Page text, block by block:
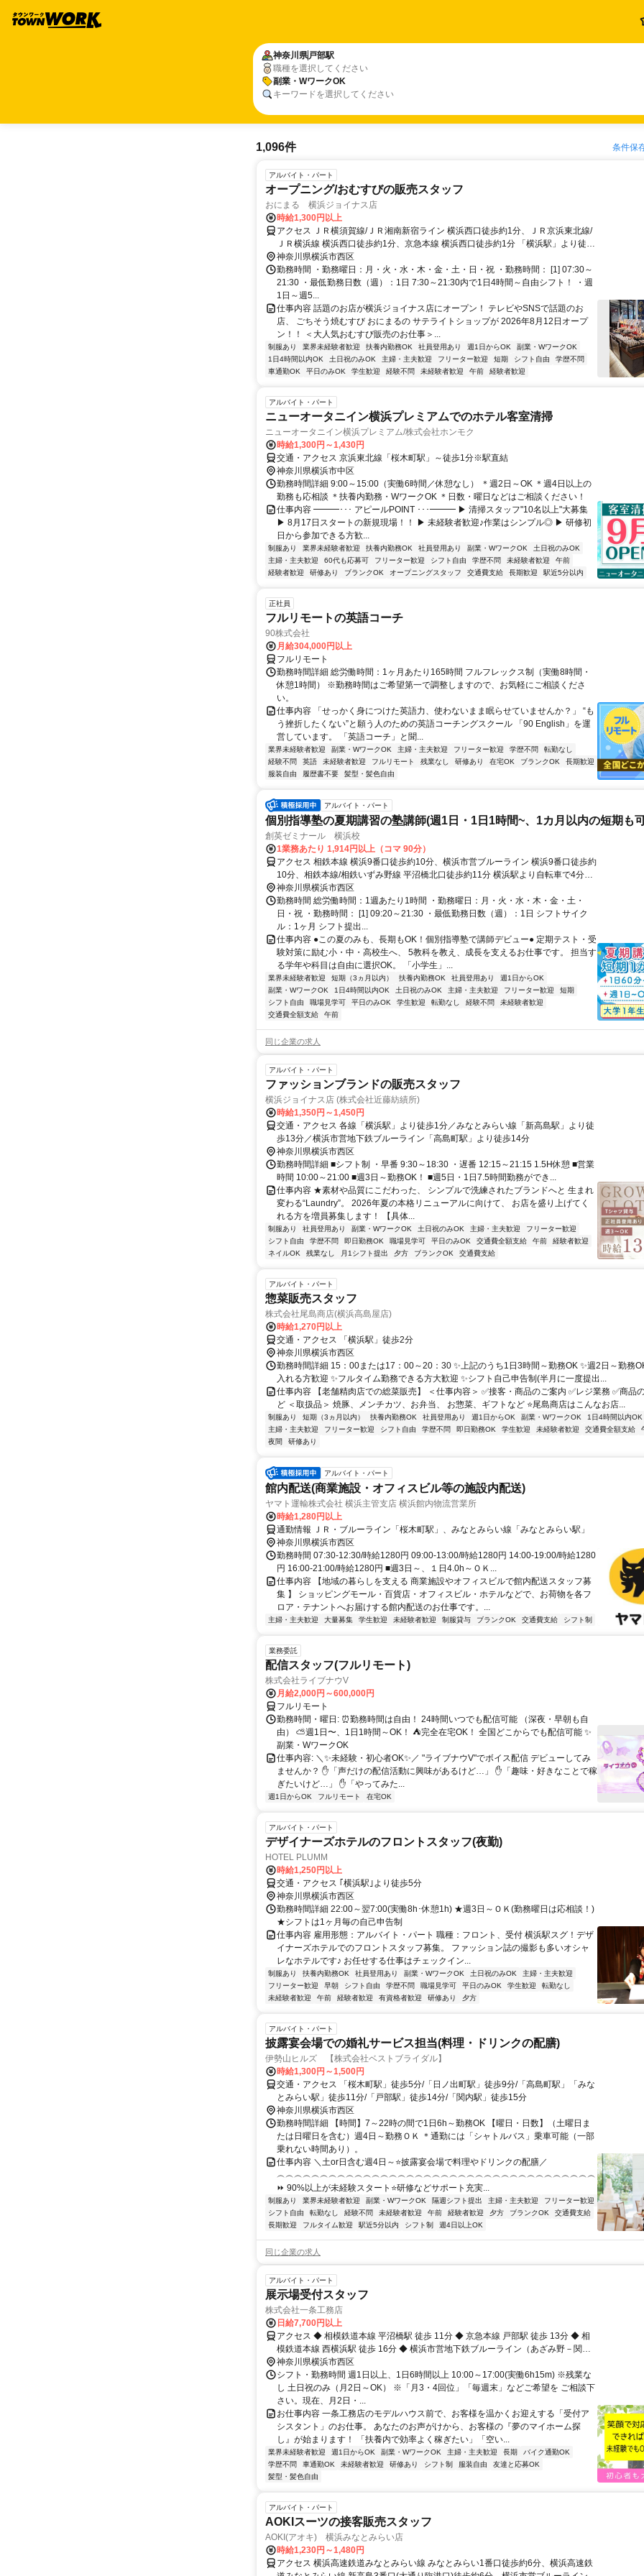
神奈川県戸部駅
職種を選択してください
副業・WワークOK
キーワードを選択してください
1,096件 条件保
アルバイト・パート
オープニング/おむすびの販売スタッフ
おにまる 横浜ジョイナス店
時給1,300円以上
アクセス ＪＲ横須賀線/ＪＲ湘南新宿ライン 横浜西口徒歩約1分、ＪＲ京浜東北線/
ＪＲ横浜線 横浜西口徒歩約1分、京急本線 横浜西口徒歩約1分 「横浜駅」より徒歩
1分 【受動喫煙防止措置】敷地内禁煙 （喫煙所/勤務地により異なる）
神奈川県横浜市西区
勤務時間 ・勤務曜日：月・火・水・木・金・土・日・祝 ・勤務時間： [1] 07:30～
21:30 ・最低勤務日数（週）：1日 7:30～21:30内で1日4時間～自由シフト！ ・週
1日～週5...
仕事内容 話題のお店が横浜ジョイナス店にオープン！ テレビやSNSで話題のお
店、 ごちそう焼むすび おにまるの サテライトショップが 2026年8月12日オープ
ン！！ ＜大人気おむすび販売のお仕事＞...
制服あり 業界未経験者歓迎 扶養内勤務OK 社員登用あり 週1日からOK
副業・WワークOK
1日4時間以内OK
土日祝のみOK 主婦・主夫歓迎 フリーター歓迎 短期 シフト自由
学歴不問
車通勤OK
平日のみOK 学生歓迎 経験不問 未経験者歓迎 午前 経験者歓迎
アルバイト・パート
ニューオータニイン横浜プレミアムでのホテル客室清掃
ニューオータニイン横浜プレミアム/株式会社ホンモク
時給1,300円～1,430円
交通・アクセス 京浜東北線「桜木町駅」～徒歩1分※駅直結
神奈川県横浜市中区
勤務時間詳細 9:00～15:00（実働6時間／休憩なし） ＊週2日～OK ＊週4日以上の
勤務も応相談 ＊扶養内勤務・WワークOK ＊日数・曜日などはご相談ください！
仕事内容 ━━━･･･ アピールPOINT ･･･━━━ ▶ 清掃スタッフ"10名以上"大募集
▶ 8月17日スタートの新規現場！！ ▶ 未経験者歓迎♪作業はシンプル◎ ▶ 研修初
日から参加できる方歓...
制服あり 業界未経験者歓迎 扶養内勤務OK 社員登用あり 副業・WワークOK
土日祝のみOK
主婦・主夫歓迎
60代も応募可 フリーター歓迎 シフト自由 学歴不問 未経験者歓迎
午前
経験者歓迎
研修あり ブランクOK オープニングスタッフ 交通費支給 長期歓迎 駅近5分以内
正社員
フルリモートの英語コーチ
90株式会社
月給304,000円以上
フルリモート
勤務時間詳細 総労働時間：1ヶ月あたり165時間 フルフレックス制（実働8時間・
休憩1時間） ※勤務時間はご希望第一で調整しますので、お気軽にご相談くださ
い。
仕事内容 「せっかく身につけた英語力、使わないまま眠らせていませんか？」 “も
う挫折したくない”と願う人のための英語コーチングスクール 「90 English」を運
営しています。 「英語コーチ」と聞...
業界未経験者歓迎 副業・WワークOK 主婦・主夫歓迎 フリーター歓迎 学歴不問
転勤なし
経験不問
英語 未経験者歓迎 フルリモート 残業なし 研修あり 在宅OK ブランクOK
長期歓迎
服装自由
履歴書不要 髪型・髪色自由
アルバイト・パート
個別指導塾の夏期講習の塾講師(週1日・1日1時間~、1カ月以内の短期も
創英ゼミナール 横浜校
1業務あたり 1,914円以上（コマ 90分）
アクセス 相鉄本線 横浜9番口徒歩約10分、横浜市営ブルーライン 横浜9番口徒歩約
10分、相鉄本線/相鉄いずみ野線 平沼橋北口徒歩約11分 横浜駅より自転車で4分、
横浜駅より自転車で4分、平沼橋駅より自転車で5分
神奈川県横浜市西区
勤務時間 総労働時間：1週あたり1時間 ・勤務曜日：月・火・水・木・金・土・
日・祝 ・勤務時間： [1] 09:20～21:30 ・最低勤務日数（週）：1日 シフトサイク
ル：1ヶ月 シフト提出...
仕事内容 ●この夏のみも、長期もOK！個別指導塾で講師デビュー● 定期テスト・受
験対策に励む小・中・高校生へ、 5教科を教え、成長を支えるお仕事です。 担当す
る学年や科目は自由に選択OK。 「小学生」...
業界未経験者歓迎 短期（3ヵ月以内） 扶養内勤務OK 社員登用あり
週1日からOK
副業・WワークOK
1日4時間以内OK 土日祝のみOK 主婦・主夫歓迎 フリーター歓迎
短期
シフト自由
職場見学可 平日のみOK 学生歓迎 転勤なし 経験不問
未経験者歓迎
交通費全額支給
午前
同じ企業の求人
アルバイト・パート
ファッションブランドの販売スタッフ
横浜ジョイナス店 (株式会社近藤紡績所)
時給1,350円～1,450円
交通・アクセス 各線「横浜駅」より徒歩1分／みなとみらい線「新高島駅」より徒
歩13分／横浜市営地下鉄ブルーライン「高島町駅」より徒歩14分
神奈川県横浜市西区
勤務時間詳細 ■シフト制 ・早番 9:30～18:30 ・遅番 12:15～21:15 1.5H休憩 ■営業
時間 10:00～21:00 ■週3日～勤務OK！ ■週5日・1日7.5時間勤務ができ...
仕事内容 ★素材や品質にこだわった、 シンプルで洗練されたブランドへと 生まれ
変わる“Laundry”。 2026年夏の本格リニューアルに向けて、 お店を盛り上げてく
れる方を増員募集します！ 【具体...
制服あり 社員登用あり 副業・WワークOK 土日祝のみOK 主婦・主夫歓迎
フリーター歓迎
シフト自由
学歴不問 即日勤務OK 職場見学可 平日のみOK 交通費全額支給 午前
経験者歓迎
ネイルOK
残業なし 月1シフト提出 夕方 ブランクOK 交通費支給
アルバイト・パート
惣菜販売スタッフ
株式会社尾島商店(横浜高島屋店)
時給1,270円以上
交通・アクセス 「横浜駅」徒歩2分
神奈川県横浜市西区
勤務時間詳細 15：00または17：00～20：30 ✨上記のうち1日3時間～勤務OK ✨週2日～勤務
入れる方歓迎 ✨フルタイム勤務できる方大歓迎 ✨シフト自己申告制(半月に一度提出...
仕事内容 【老舗精肉店での総菜販売】 ＜仕事内容＞ ✅接客・商品のご案内 ✅レジ業務 ✅商品
ど ＜取扱品＞ 焼豚、メンチカツ、お弁当、 お惣菜、ギフトなど ⭐尾島商店はこんなお店...
制服あり 短期（3ヵ月以内） 扶養内勤務OK 社員登用あり 週1日からOK 副業・WワークOK
1日4時間以内OK
主婦・主夫歓迎
フリーター歓迎 シフト自由 学歴不問 即日勤務OK 学生歓迎 未経験者歓迎 交通費全額支給
夜間
研修あり
アルバイト・パート
館内配送(商業施設・オフィスビル等の施設内配送)
ヤマト運輸株式会社 横浜主管支店 横浜館内物流営業所
時給1,280円以上
通勤情報 ＪＲ・ブルーライン「桜木町駅」、みなとみらい線「みなとみらい駅」
神奈川県横浜市西区
勤務時間 07:30-12:30/時給1280円 09:00-13:00/時給1280円 14:00-19:00/時給1280
円 16:00-21:00/時給1280円 ■週3日～、１日4.0h～ＯＫ...
仕事内容 【地域の暮らしを支える 商業施設やオフィスビルで館内配送スタッフ募
集 】 ショッピングモール・百貨店・オフィスビル・ホテルなどで、お荷物を各フ
ロア・テナントへお届けする館内配送のお仕事です。...
主婦・主夫歓迎 大量募集 学生歓迎 未経験者歓迎 制服貸与 ブランクOK 交通費支給 シフト制
業務委託
配信スタッフ(フルリモート)
株式会社ライブナウV
月給2,000円～600,000円
フルリモート
勤務時間・曜日: ⏰勤務時間は自由！ 24時間いつでも配信可能 （深夜・早朝も自
由） ⛅週1日〜、1日1時間～OK！ ⛺完全在宅OK！ 全国どこからでも配信可能 ✨
副業・WワークOK
仕事内容: ＼✨未経験・初心者OK✨／ "ライブナウV"でボイス配信 デビューしてみ
ませんか？ ✋「声だけの配信活動に興味があるけど…」 ✋「趣味・好きなことで稼
ぎたいけど…」 ✋「やってみた...
週1日からOK フルリモート 在宅OK
アルバイト・パート
デザイナーズホテルのフロントスタッフ(夜勤)
HOTEL PLUMM
時給1,250円以上
交通・アクセス ｢横浜駅｣より徒歩5分
神奈川県横浜市西区
勤務時間詳細 22:00～翌7:00(実働8h･休憩1h) ★週3日～ＯＫ(勤務曜日は応相談！)
★シフトは1ヶ月毎の自己申告制
仕事内容 雇用形態：アルバイト・パート 職種：フロント、受付 横浜駅スグ！デザ
イナーズホテルでのフロントスタッフ募集。 ファッション誌の撮影も多いオシャ
レなホテルです♪ お任せする仕事はチェックイン...
制服あり 扶養内勤務OK 社員登用あり 副業・WワークOK 土日祝のみOK
主婦・主夫歓迎
フリーター歓迎
早朝 シフト自由 学歴不問 職場見学可 平日のみOK 学生歓迎
転勤なし
未経験者歓迎
午前 経験者歓迎 有資格者歓迎 研修あり 夕方
アルバイト・パート
披露宴会場での婚礼サービス担当(料理・ドリンクの配膳)
伊勢山ヒルズ 【株式会社ベストブライダル】
時給1,300円～1,500円
交通・アクセス 「桜木町駅」徒歩5分/「日ノ出町駅」徒歩9分/「高島町駅」「みな
とみらい駅」徒歩11分/「戸部駅」徒歩14分/「関内駅」徒歩15分
神奈川県横浜市西区
勤務時間詳細 【時間】7～22時の間で1日6h～勤務OK 【曜日・日数】（土曜日ま
たは日曜日を含む）週4日～勤務ＯＫ ＊通勤には「シャトルバス」乗車可能（一部
乗れない時間あり）。
仕事内容 ＼土or日含む週4日～⭐披露宴会場で料理やドリンクの配膳／
︵︵︵︵︵︵︵︵︵︵︵︵︵︵︵︵︵︵︵︵︵︵︵︵︵︵︵︵︵︵︵︵︵︵︵︵︵
⏩ 90%以上が未経験スタート⭐研修などサポート充実...
制服あり 業界未経験者歓迎 副業・WワークOK 隔週シフト提出 主婦・主夫歓迎
フリーター歓迎
シフト自由
転勤なし 経験不問 未経験者歓迎 午前 経験者歓迎 夕方 ブランクOK
交通費支給
長期歓迎
フルタイム歓迎 駅近5分以内 シフト制 週4日以上OK
同じ企業の求人
アルバイト・パート
展示場受付スタッフ
株式会社一条工務店
日給7,700円以上
アクセス ◆ 相模鉄道本線 平沼橋駅 徒歩 11分 ◆ 京急本線 戸部駅 徒歩 13分 ◆ 相
模鉄道本線 西横浜駅 徒歩 16分 ◆ 横浜市営地下鉄ブルーライン（あざみ野－関
内） 高島町駅 徒歩 18分 ◆ 相模鉄道本線 天王町駅 車 5分
神奈川県横浜市西区
シフト・勤務時間 週1日以上、1日6時間以上 10:00～17:00(実働6h15m) ※残業な
し 土日祝のみ（月2日～OK） ※「月3・4回位」「毎週末」などご希望を ご相談下
さい。現在、月2日・...
お仕事内容 一条工務店のモデルハウス前で、お客様を温かくお迎えする「受付ア
シスタント」のお仕事。 あなたのお声がけから、お客様の『夢のマイホーム探
し』が始まります！ 「扶養内で効率よく稼ぎたい」「空い...
業界未経験者歓迎 週1日からOK 副業・WワークOK 主婦・主夫歓迎 長期
バイク通勤OK
学歴不問
車通勤OK 未経験者歓迎 研修あり シフト制 服装自由
友達と応募OK
髪型・髪色自由
アルバイト・パート
AOKIスーツの接客販売スタッフ
AOKI(アオキ) 横浜みなとみらい店
時給1,230円～1,480円
アクセス 横浜高速鉄道みなとみらい線 みなとみらい1番口徒歩約6分、横浜高速鉄